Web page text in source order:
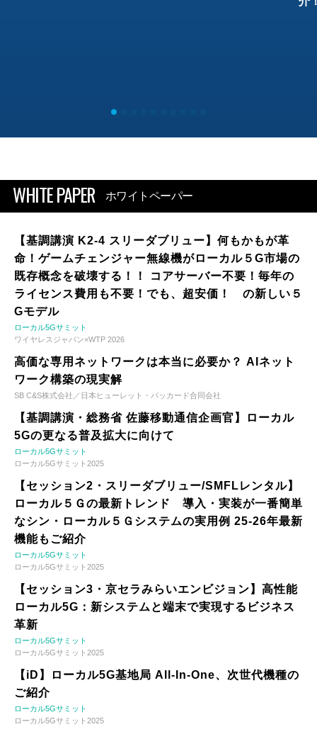
WHITE PAPER ホワイトペーパー
【基調講演 K2-4 スリーダブリュー】何もかもが革
命！ゲームチェンジャー無線機がローカル５G市場の
既存概念を破壊する！！ コアサーバー不要！毎年の
ライセンス費用も不要！でも、超安価！ の新しい５
Gモデル
ローカル5Gサミット
ワイヤレスジャパン×WTP 2026
高価な専用ネットワークは本当に必要か？ AIネット
ワーク構築の現実解
SB C&S株式会社／日本ヒューレット・パッカード合同会社
【基調講演・総務省 佐藤移動通信企画官】ローカル
5Gの更なる普及拡大に向けて
ローカル5Gサミット
ローカル5Gサミット2025
【セッション2・スリーダブリュー/SMFLレンタル】
ローカル５Ｇの最新トレンド 導入・実装が一番簡単
なシン・ローカル５Ｇシステムの実用例 25-26年最新
機能もご紹介
ローカル5Gサミット
ローカル5Gサミット2025
【セッション3・京セラみらいエンビジョン】高性能
ローカル5G：新システムと端末で実現するビジネス
革新
ローカル5Gサミット
ローカル5Gサミット2025
【iD】ローカル5G基地局 All-In-One、次世代機種の
ご紹介
ローカル5Gサミット
ローカル5Gサミット2025